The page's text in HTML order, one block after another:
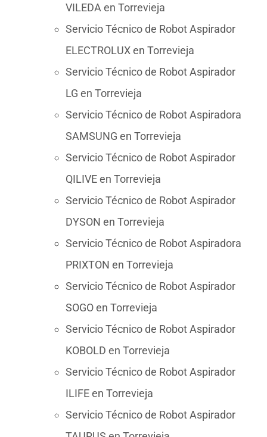
VILEDA en Torrevieja
Servicio Técnico de Robot Aspirador
ELECTROLUX en Torrevieja
Servicio Técnico de Robot Aspirador
LG en Torrevieja
Servicio Técnico de Robot Aspiradora
SAMSUNG en Torrevieja
Servicio Técnico de Robot Aspirador
QILIVE en Torrevieja
Servicio Técnico de Robot Aspirador
DYSON en Torrevieja
Servicio Técnico de Robot Aspiradora
PRIXTON en Torrevieja
Servicio Técnico de Robot Aspirador
SOGO en Torrevieja
Servicio Técnico de Robot Aspirador
KOBOLD en Torrevieja
Servicio Técnico de Robot Aspirador
ILIFE en Torrevieja
Servicio Técnico de Robot Aspirador